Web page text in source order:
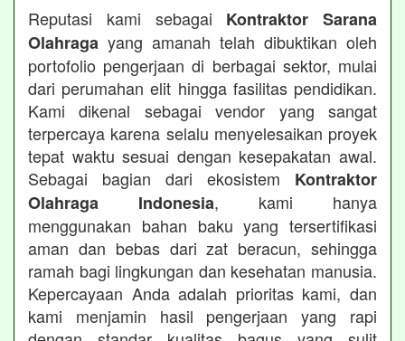
Reputasi kami sebagai Kontraktor Sarana
Olahraga yang amanah telah dibuktikan oleh
portofolio pengerjaan di berbagai sektor, mulai
dari perumahan elit hingga fasilitas pendidikan.
Kami dikenal sebagai vendor yang sangat
terpercaya karena selalu menyelesaikan proyek
tepat waktu sesuai dengan kesepakatan awal.
Sebagai bagian dari ekosistem Kontraktor
Olahraga Indonesia, kami hanya
menggunakan bahan baku yang tersertifikasi
aman dan bebas dari zat beracun, sehingga
ramah bagi lingkungan dan kesehatan manusia.
Kepercayaan Anda adalah prioritas kami, dan
kami menjamin hasil pengerjaan yang rapi